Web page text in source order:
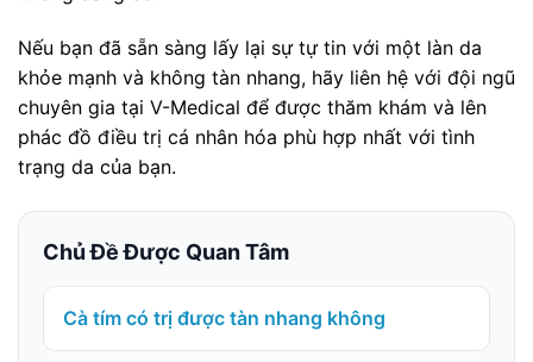
Nếu bạn đã sẵn sàng lấy lại sự tự tin với một làn da
khỏe mạnh và không tàn nhang, hãy liên hệ với đội ngũ
chuyên gia tại V-Medical để được thăm khám và lên
phác đồ điều trị cá nhân hóa phù hợp nhất với tình
trạng da của bạn.
Chủ Đề Được Quan Tâm
Cà tím có trị được tàn nhang không